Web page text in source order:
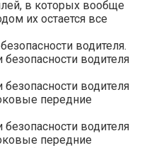
в которых вообще
их остается все
водителя.
водителя
водителя
передние
водителя
передние